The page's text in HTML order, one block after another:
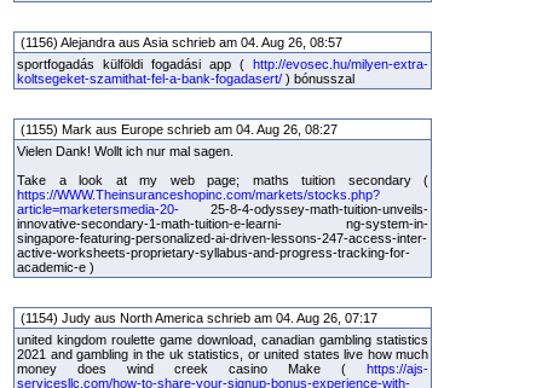
(1156) Alejandra aus Asia schrieb am 04. Aug 26, 08:57
sportfogadás külföldi fogadási app ( http://evosec.hu/milyen-extra-
koltsegeket-szamithat-fel-a-bank-fogadasert/ ) bónusszal
(1155) Mark aus Europe schrieb am 04. Aug 26, 08:27
Vielen Dank! Wollt ich nur mal sagen.
Take a look at my web page; maths tuition secondary (
https://WWW.Theinsuranceshopinc.com/markets/stocks.php?
article=marketersmedia-20- 25-8-4-odyssey-math-tuition-unveils-
innovative-secondary-1-math-tuition-e-learni- ng-system-in-
singapore-featuring-personalized-ai-driven-lessons-247-access-inter-
active-worksheets-proprietary-syllabus-and-progress-tracking-for-
academic-e )
(1154) Judy aus North America schrieb am 04. Aug 26, 07:17
united kingdom roulette game download, canadian gambling statistics
2021 and gambling in the uk statistics, or united states live how much
money does wind creek casino Make ( https://ajs-
servicesllc.com/how-to-share-your-signup-bonus-experience-with-